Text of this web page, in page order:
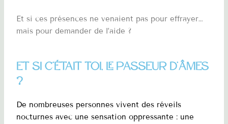
Et si ces présences ne venaient pas pour effrayer…
mais pour demander de l’aide ?
Et si c’était toi, le passeur d’âmes
?
De nombreuses personnes vivent des réveils
nocturnes avec une sensation oppressante : une